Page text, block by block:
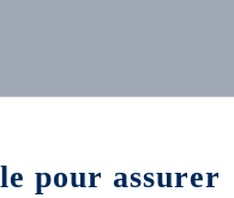
pour assurer